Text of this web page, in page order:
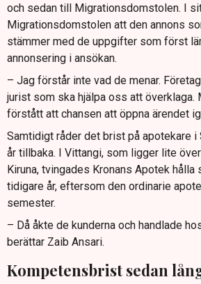
och sedan till Migrationsdomstolen. I
Migrationsdomstolen att den annons
stämmer med de uppgifter som först
annonsering i ansökan.
– Jag förstår inte vad de menar.
jurist som ska hjälpa oss att överklaga.
förstått att chansen att öppna ärendet
Samtidigt råder det brist på apotekare i
år tillbaka. I Vittangi, som ligger lite
Kiruna, tvingades Kronans Apotek
tidigare år, eftersom den ordinarie
semester.
– Då åkte de kunderna och handlade
berättar Zaib Ansari.
Kompetensbrist sedan